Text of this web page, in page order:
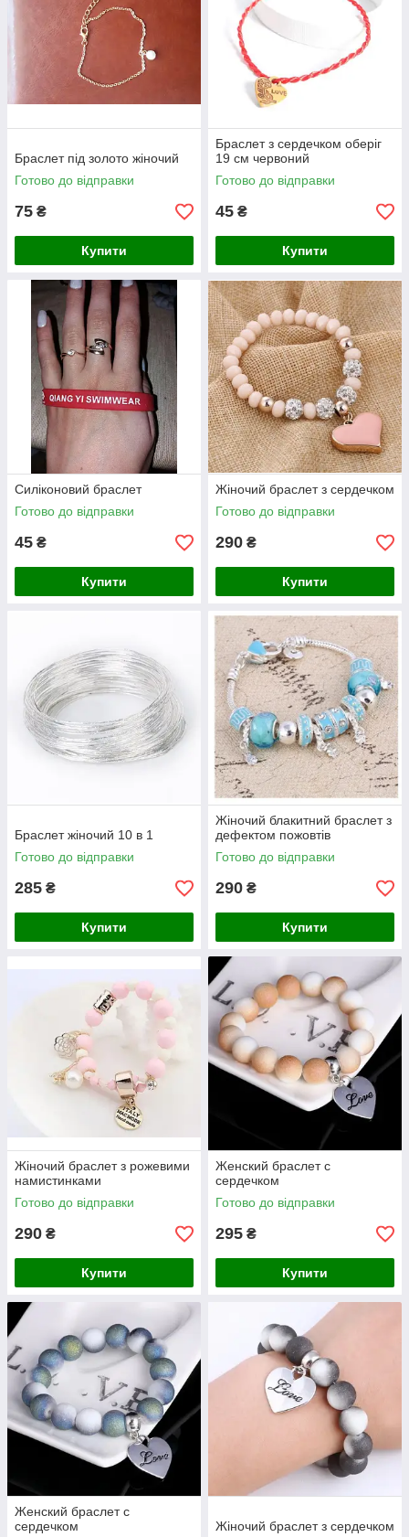
Браслет під золото жіночий
Готово до відправки
75 ₴
Купити
Браслет з сердечком оберіг
19 см червоний
Готово до відправки
45 ₴
Купити
Силіконовий браслет
Готово до відправки
45 ₴
Купити
Жіночий браслет з сердечком
Готово до відправки
290 ₴
Купити
Браслет жіночий 10 в 1
Готово до відправки
285 ₴
Купити
Жіночий блакитний браслет з
дефектом пожовтів
Готово до відправки
290 ₴
Купити
Жіночий браслет з рожевими
намистинками
Готово до відправки
290 ₴
Купити
Женский браслет с
сердечком
Готово до відправки
295 ₴
Купити
Женский браслет с
сердечком
Жіночий браслет з сердечком